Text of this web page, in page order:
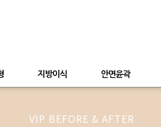
지방이식 안면윤곽
VIP BEFORE & AFTER